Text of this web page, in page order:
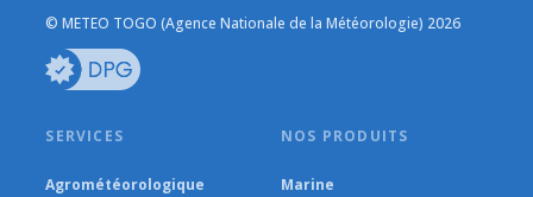
© METEO TOGO (Agence Nationale de la Météorologie) 2026
SERVICES
Agrométéorologique
NOS PRODUITS
Marine